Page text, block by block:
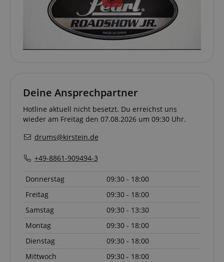
Deine Ansprechpartner
Hotline aktuell nicht besetzt. Du erreichst uns
wieder am Freitag den 07.08.2026 um 09:30 Uhr.
drums@kirstein.de
+49-8861-909494-3
Donnerstag
09:30 - 18:00
Freitag
09:30 - 18:00
Samstag
09:30 - 13:30
Montag
09:30 - 18:00
Dienstag
09:30 - 18:00
Mittwoch
09:30 - 18:00